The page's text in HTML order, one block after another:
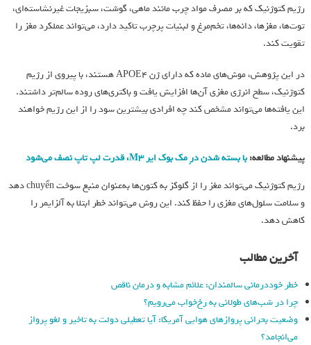
رژیم کتوژنیک که بر مصرف مواد چرب مانند ماهی، گوشت، سبزیجات غیرنشاسته‌ای،
توت‌ها، مغزها، دانه‌ها، تخم‌مرغ و لبنیات پرچرب تاکید دارد، می‌تواند عملکرد مغز را
تقویت کند.
در این پژوهش، موش‌های ماده که دارای ژن APOE4 هستند، با پیروی از رژیم
کتوژنیک، سطح انرژی مغزی آن‌ها افزایش یافت و باکتری‌های روده سالم‌تر داشتند.
این یافته‌ها می‌تواند مشخص کند چه افرادی بیشترین سود را از این رژیم خواهند
برد.
پیشنهاد مطالعه:با بسته‌ شدن درِ مک بوک ایر M3، قدرت لپ‌ تاپ نصف می‌شود
رژیم کتوژنیک می‌تواند مغز را از گلوکز به کتون‌ها به‌عنوان منبع سوخت chuyển دهد
و سلامت سلول‌های مغزی را حفظ کند. این روش می‌تواند خطر ابتلا به آلزایمر را
کاهش دهد.
آخرین مطالب
خطر خوددرمانی سالمندان: علائم مشابه و درمان ناقص
چرا در شب‌های طولانی به رخ‌خواب می‌رویم؟
وضعیت بحرانی پروازهای هوایی آمریکا: آیا تعطیلی دولت به تاخیر و لغو پرواز
می‌انجامد؟